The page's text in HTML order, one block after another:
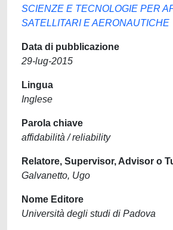
SCIENZE E TECNOLOGIE PER
SATELLITARI E AERONAUTICHE
Data di pubblicazione
29-lug-2015
Lingua
Inglese
Parola chiave
affidabilità / reliability
Relatore, Supervisor, Advisor o
Galvanetto, Ugo
Nome Editore
Università degli studi di Padova